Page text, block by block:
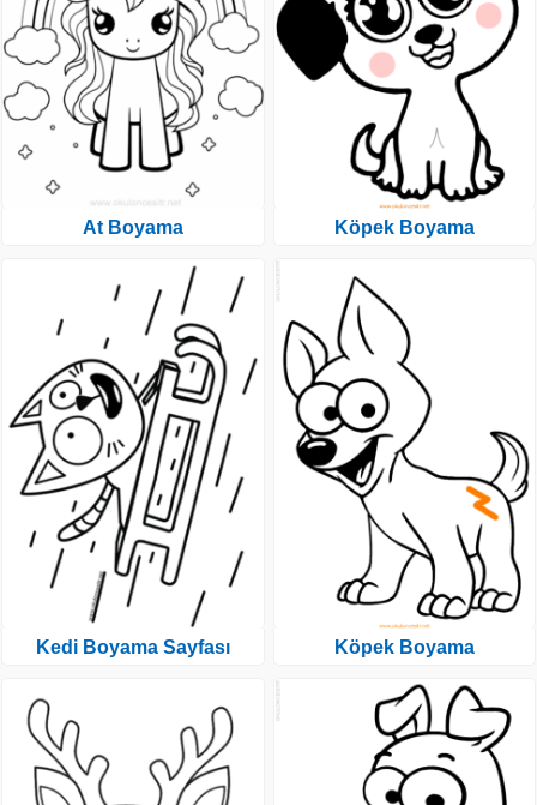
At Boyama
Kedi Boyama Sayfası
Köpek Boyama
Köpek Boyama